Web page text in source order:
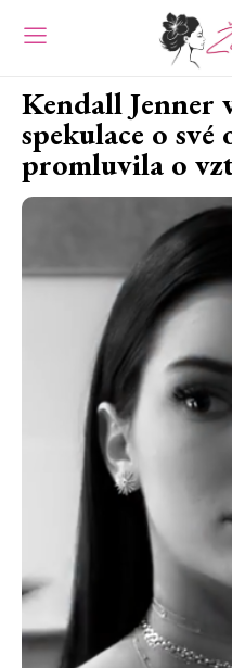
Kendall
spekulace o
promluvila o